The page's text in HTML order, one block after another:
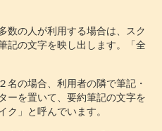
数の人が利用する場合は、スク
記の文字を映し出します。「全
名の場合、利用者の隣で筆記・
ーを置いて、要約筆記の文字を
ク」と呼んでいます。